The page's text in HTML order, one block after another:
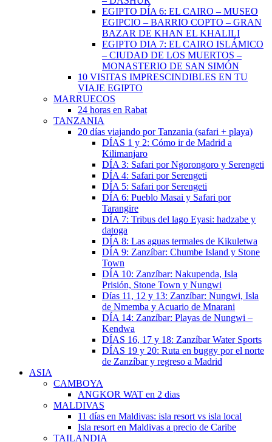
EGIPTO DÍA 6: EL CAIRO – MUSEO
EGIPCIO – BARRIO COPTO – GRAN
BAZAR DE KHAN EL KHALILI
EGIPTO DIA 7: EL CAIRO ISLÁMICO
– CIUDAD DE LOS MUERTOS –
MONASTERIO DE SAN SIMÓN
10 VISITAS IMPRESCINDIBLES EN TU
VIAJE EGIPTO
MARRUECOS
24 horas en Rabat
TANZANIA
20 días viajando por Tanzania (safari + playa)
DÍAS 1 y 2: Cómo ir de Madrid a
Kilimanjaro
DÍA 3: Safari por Ngorongoro y Serengeti
DÍA 4: Safari por Serengeti
DÍA 5: Safari por Serengeti
DÍA 6: Pueblo Masai y Safari por
Tarangire
DÍA 7: Tribus del lago Eyasi: hadzabe y
datoga
DÍA 8: Las aguas termales de Kikuletwa
DÍA 9: Zanzíbar: Chumbe Island y Stone
Town
DÍA 10: Zanzíbar: Nakupenda, Isla
Prisión, Stone Town y Nungwi
Días 11, 12 y 13: Zanzíbar: Nungwi, Isla
de Nmemba y Acuario de Mnarani
DÍA 14: Zanzíbar: Playas de Nungwi –
Kendwa
DÍAS 16, 17 y 18: Zanzíbar Water Sports
DÍAS 19 y 20: Ruta en buggy por el norte
de Zanzíbar y regreso a Madrid
ASIA
CAMBOYA
ANGKOR WAT en 2 dias
MALDIVAS
11 días en Maldivas: isla resort vs isla local
Isla resort en Maldivas a precio de Caribe
TAILANDIA